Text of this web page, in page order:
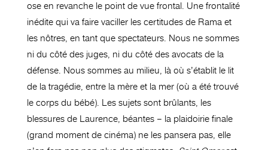
ose en revanche le point de vue frontal. Une frontalité
inédite qui va faire vaciller les certitudes de Rama et
les nôtres, en tant que spectateurs. Nous ne sommes
ni du côté des juges, ni du côté des avocats de la
défense. Nous sommes au milieu, là où s’établit le lit
de la tragédie, entre la mère et la mer (où a été trouvé
le corps du bébé). Les sujets sont brûlants, les
blessures de Laurence, béantes – la plaidoirie finale
(grand moment de cinéma) ne les pansera pas, elle